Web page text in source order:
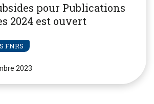
pour Publications
2024 est ouvert
FNRS
2023